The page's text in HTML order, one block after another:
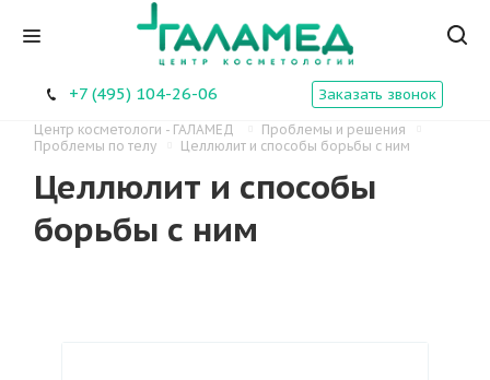
+7 (495) 104-26-06 Заказать звонок
Центр косметологи - ГАЛАМЕД
Проблемы и решения
Проблемы по телу
Целлюлит и способы борьбы с ним
Целлюлит и способы
борьбы с ним